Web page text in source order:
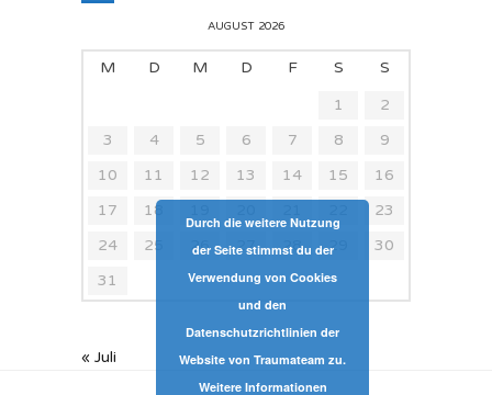
AUGUST 2026
M D M D F S
S
1
2
3
4 5 6 7 8
9
10
11 12 13 14 15
16
17
18
23
24
25 26 27 28 29
30
31
« Juli
Durch die weitere Nutzung
der Seite stimmst du der
Verwendung von Cookies
und den
Datenschutzrichtlinien der
Website von Traumateam zu.
Weitere Informationen